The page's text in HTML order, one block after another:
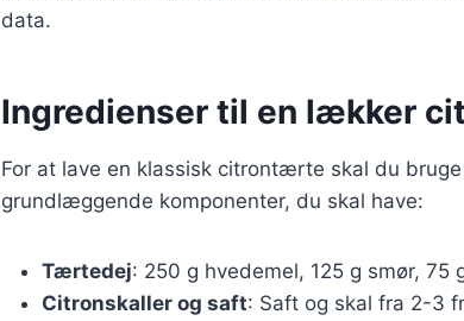
data.
Ingredienser til en lækker
For at lave en klassisk citrontærte skal du
grundlæggende komponenter, du skal have:
Tærtedej: 250 g hvedemel, 125 g smør, 75
Citronskaller og saft: Saft og skal fra 2-3